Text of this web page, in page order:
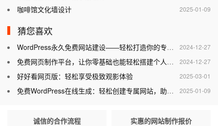
2025-01-09
咖啡馆文化墙设计
猜您喜欢
2024-12-27
WordPress永久免费网站建设——轻松打造你的专属网站
2024-12-27
免费网页制作平台，让你零基础也能轻松搭建个人网站
2025-03-01
好好看网页版：轻松享受极致观影体验
2025-01-09
免费WordPress在线生成：轻松创建专属网站，助力个人与企业腾飞
诚信的合作流程 实惠的网站制作报价